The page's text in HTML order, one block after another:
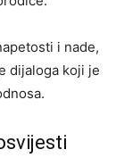
i nade,
dijaloga koji je